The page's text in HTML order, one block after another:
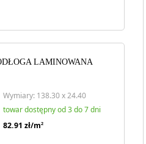
LAMINOWANA
Wymiary: 138.30 x 24.40
towar dostępny od 3 do 7 dni
82.91 zł/m2